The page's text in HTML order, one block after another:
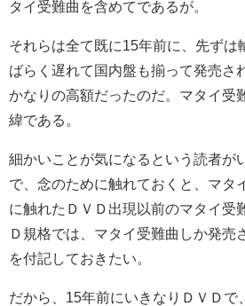
タイ受難曲を含めてであるが。
それらは全て既に15年前に、先ずは
ばらく遅れて国内盤も揃って発売さ
かなりの高額だったのだ。マタイ受
緯である。
細かいことが気になるという読者が
で、念のために触れておくと、マタ
に触れたＤＶＤ出現以前のマタイ受
Ｄ規格では、マタイ受難曲しか発売
を付記しておきたい。
だから、15年前にいきなりＤＶＤで